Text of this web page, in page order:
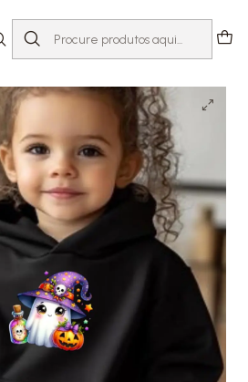
com Mensagem
Halloween
Fantasminha e Poção